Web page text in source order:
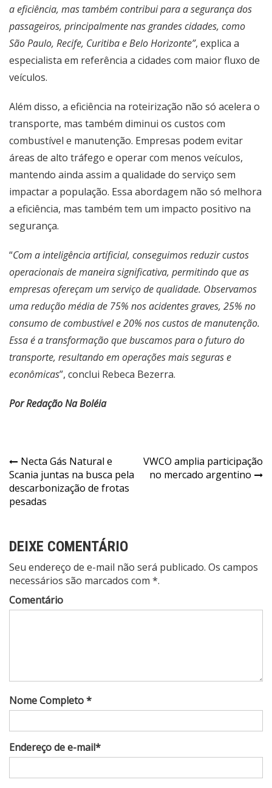
a eficiência, mas também contribui para a segurança dos
passageiros, principalmente nas grandes cidades, como
São Paulo, Recife, Curitiba e Belo Horizonte”, explica a
especialista em referência a cidades com maior fluxo de
veículos.
Além disso, a eficiência na roteirização não só acelera o
transporte, mas também diminui os custos com
combustível e manutenção. Empresas podem evitar
áreas de alto tráfego e operar com menos veículos,
mantendo ainda assim a qualidade do serviço sem
impactar a população. Essa abordagem não só melhora
a eficiência, mas também tem um impacto positivo na
segurança.
“Com a inteligência artificial, conseguimos reduzir custos
operacionais de maneira significativa, permitindo que as
empresas ofereçam um serviço de qualidade. Observamos
uma redução média de 75% nos acidentes graves, 25% no
consumo de combustível e 20% nos custos de manutenção.
Essa é a transformação que buscamos para o futuro do
transporte, resultando em operações mais seguras e
econômicas”, conclui Rebeca Bezerra.
Por Redação Na Boléia
Navegação
de
Post
Necta Gás Natural e
Scania juntas na busca pela
descarbonização de frotas
pesadas
VWCO amplia participação
no mercado argentino
DEIXE COMENTÁRIO
Seu endereço de e-mail não será publicado. Os campos
necessários são marcados com *.
Comentário
Nome Completo *
Endereço de e-mail*